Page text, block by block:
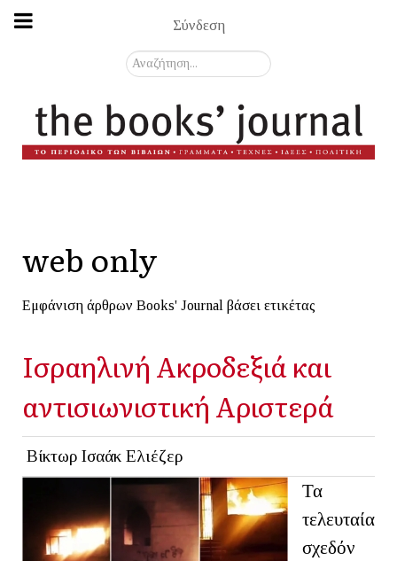
Σύνδεση
Αναζήτηση...
web only
Εμφάνιση άρθρων Books' Journal βάσει ετικέτας
Ισραηλινή Ακροδεξιά και
αντισιωνιστική Αριστερά
Βίκτωρ Ισαάκ Ελιέζερ
Τα
τελευταία
σχεδόν